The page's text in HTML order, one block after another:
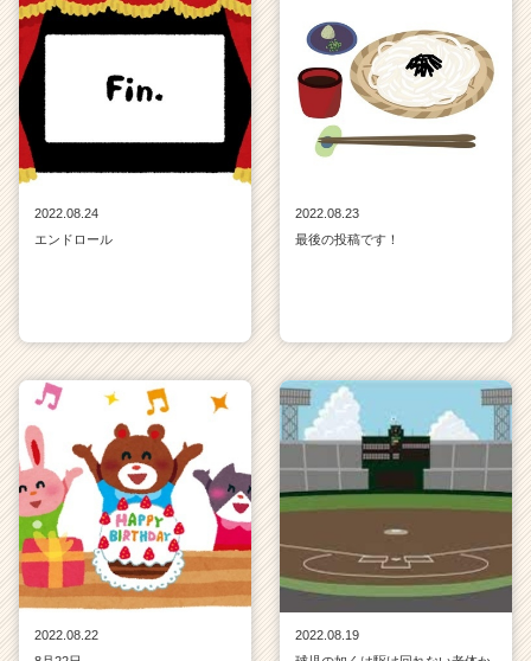
2022.08.24
エンドロール
2022.08.23
最後の投稿です！
2022.08.22
2022.08.19